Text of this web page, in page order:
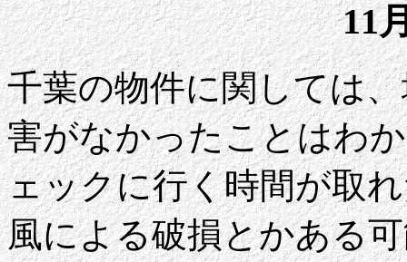
11
千葉の物件に関しては
害がなかったことはわ
ェックに行く時間が取
風による破損とかある